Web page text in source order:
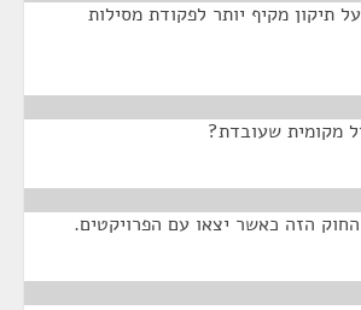
תיקון מקיף יותר לפקודת מסילות
מקומית שעובדת?
הזה כאשר יצאו עם הפרויקטים.